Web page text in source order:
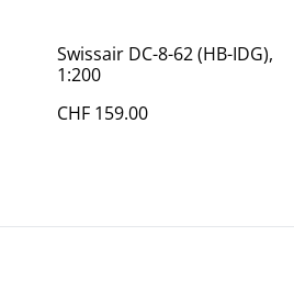
Swissair DC-8-62 (HB-IDG),
1:200
CHF 159.00